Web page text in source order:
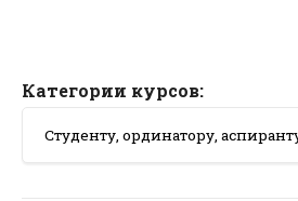
Категории курсов: